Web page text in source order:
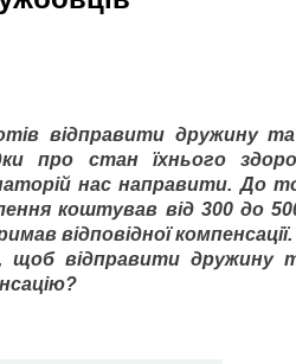
відправити дружину та
про стан їхнього
нас направити. До
коштував від 300 до
відповідної
відправити дружину